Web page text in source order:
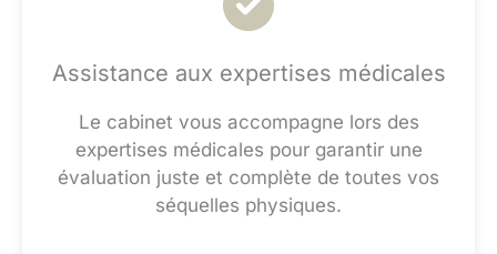
Assistance aux expertises médicales
Le cabinet vous accompagne lors des
expertises médicales pour garantir une
évaluation juste et complète de toutes vos
séquelles physiques.